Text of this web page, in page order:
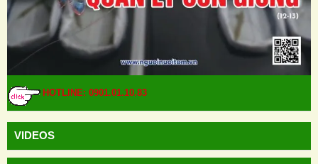
HOTLINE: 0901.01.10.83
VIDEOS